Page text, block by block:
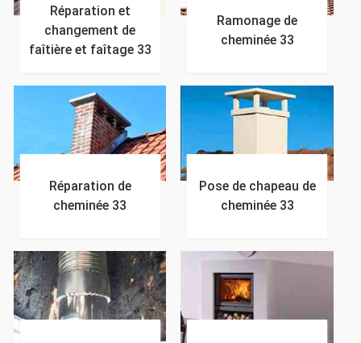
Réparation et
changement de
faîtière et faîtage 33
Ramonage de
cheminée 33
Réparation de
cheminée 33
Pose de chapeau de
cheminée 33